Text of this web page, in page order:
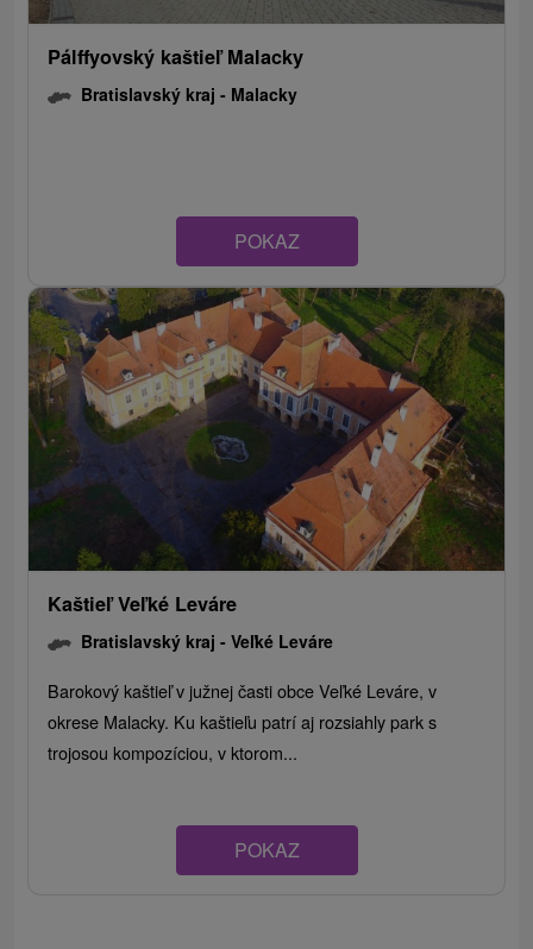
Pálffyovský kaštieľ Malacky
Bratislavský kraj - Malacky
POKAZ
Kaštieľ Veľké Leváre
Bratislavský kraj -Veľké Leváre
Barokový kaštieľ v južnej časti obce Veľké Leváre, v
okrese Malacky. Ku kaštieľu patrí aj rozsiahly park s
trojosou kompozíciou, v ktorom...
POKAZ